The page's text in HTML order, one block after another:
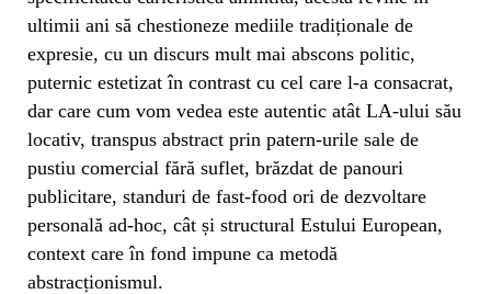
ultimii ani să chestioneze mediile tradiționale de
expresie, cu un discurs mult mai abscons politic,
puternic estetizat în contrast cu cel care l-a consacrat,
dar care cum vom vedea este autentic atât LA-ului său
locativ, transpus abstract prin patern-urile sale de
pustiu comercial fără suflet, brăzdat de panouri
publicitare, standuri de fast-food ori de dezvoltare
personală ad-hoc, cât și structural Estului European,
context care în fond impune ca metodă
abstracționismul.